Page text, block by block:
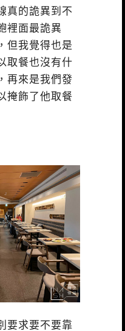
真的詭異到不
裡面最詭異
但我覺得也是
取餐也沒有什
再來是我們發
掩飾了他取餐
要求要不要靠